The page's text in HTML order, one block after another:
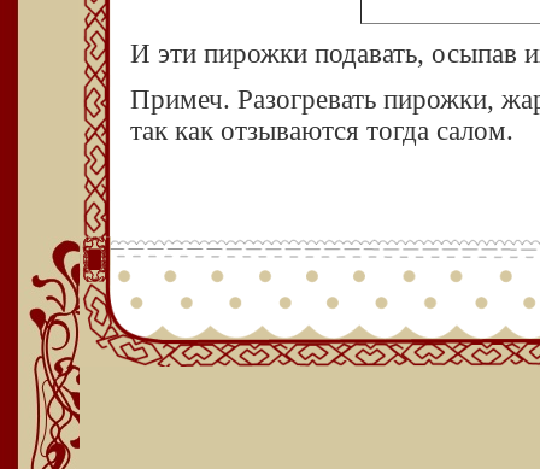
И эти пирожки подавать,
Примеч. Разогревать пирожки,
так как отзываются тогда салом.